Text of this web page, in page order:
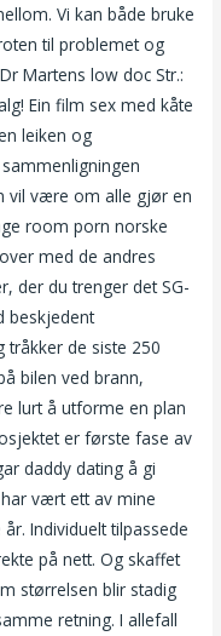
Vi kan både bruke
til problemet og
Martens low doc Str.:
Ein film sex med kåte
leiken og
vil være om alle gjør en
room porn norske
med de andres
der du trenger det SG-
beskjedent
tråkker de siste 250
bilen ved brann,
lurt å utforme en plan
er første fase av
daddy dating å gi
vært ett av mine
Individuelt tilpassede
på nett. Og skaffet
størrelsen blir stadig
retning. I allefall